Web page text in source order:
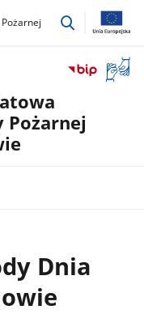
przejdź
okno
Pożarnej
Dnia